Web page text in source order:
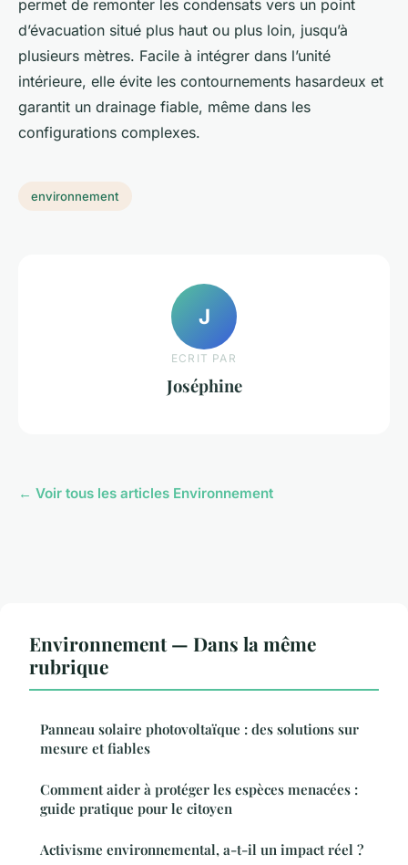
permet de remonter les condensats vers un point
d’évacuation situé plus haut ou plus loin, jusqu’à
plusieurs mètres. Facile à intégrer dans l’unité
intérieure, elle évite les contournements hasardeux et
garantit un drainage fiable, même dans les
configurations complexes.
environnement
J
ECRIT PAR
Joséphine
← Voir tous les articles Environnement
Environnement — Dans la même
rubrique
Panneau solaire photovoltaïque : des solutions sur
mesure et fiables
Comment aider à protéger les espèces menacées :
guide pratique pour le citoyen
Activisme environnemental, a-t-il un impact réel ?